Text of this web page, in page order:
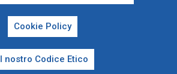
Cookie Policy
Il nostro Codice Etico